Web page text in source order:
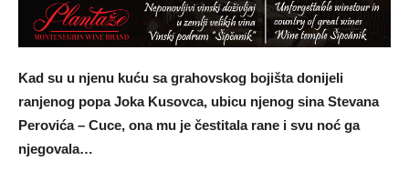
Kad su u njenu kuću sa grahovskog bojišta donijeli
ranjenog popa Joka Kusovca, ubicu njenog sina Stevana
Perovića – Cuce, ona mu je čestitala rane i svu noć ga
njegovala…